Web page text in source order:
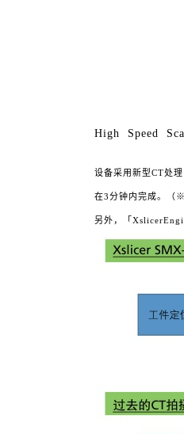
High Speed
设备采用新型CT处
在3分钟内完成。（
另外，「